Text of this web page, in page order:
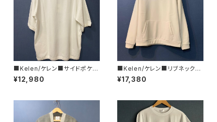
■Kelen/ケレン■サイドポケッ
ト・スウェットTEE■KLM23SC
1147
¥12,980
■Kelen/ケレン■リブネック・
ワイドトップ■CAI
¥17,380